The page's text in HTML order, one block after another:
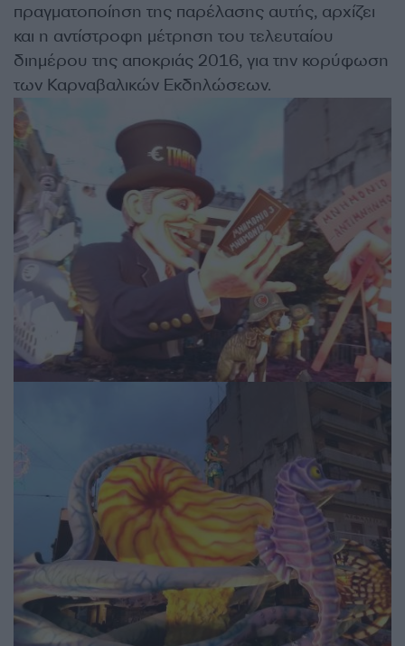
πραγματοποίηση της παρέλασης αυτής, αρχίζει
και η αντίστροφη μέτρηση του τελευταίου
διημέρου της αποκριάς 2016, για την κορύφωση
των Καρναβαλικών Εκδηλώσεων.